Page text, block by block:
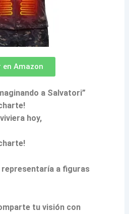
en Amazon
a Salvatori”
hoy,
representaría a figuras
tu visión con